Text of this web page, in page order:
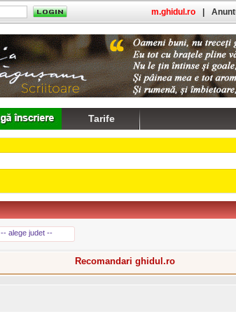
-- alege judet --
Recomandari ghidul.ro
m.ghidul.ro
Tarife